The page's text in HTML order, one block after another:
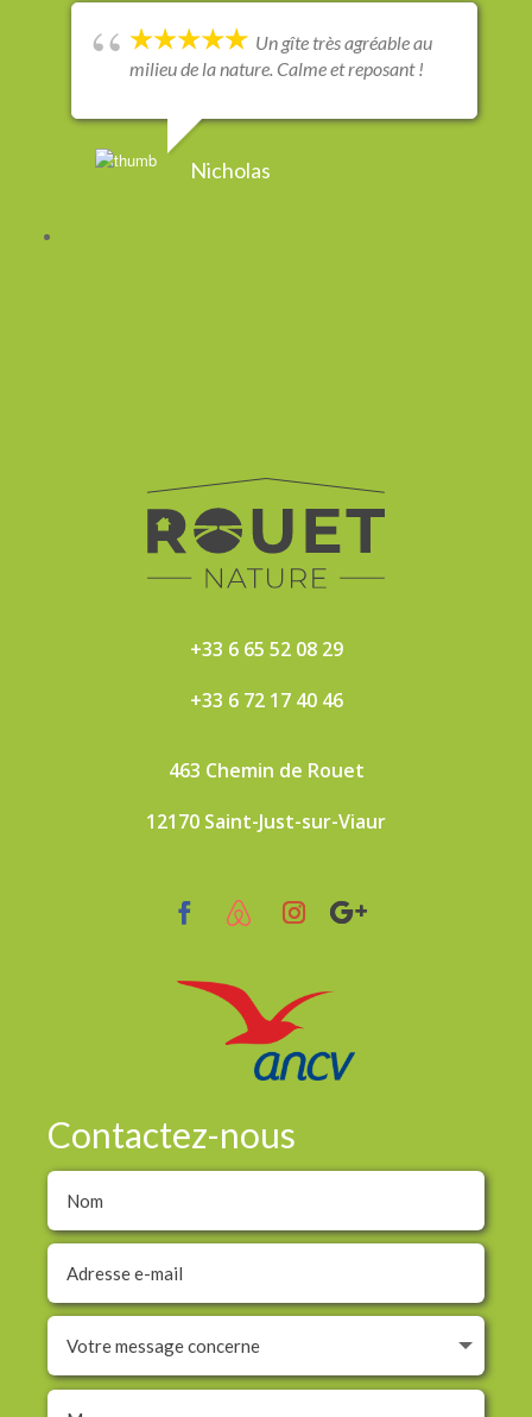
Un gîte très agréable au
milieu de la nature. Calme et reposant !
Nicholas
+33 6 65 52 08 29
+33 6 72 17 40 46
463 Chemin de Rouet
12170 Saint-Just-sur-Viaur
Contactez-nous